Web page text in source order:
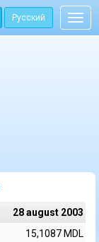
Русский
28 august 2003
15,1087 MDL